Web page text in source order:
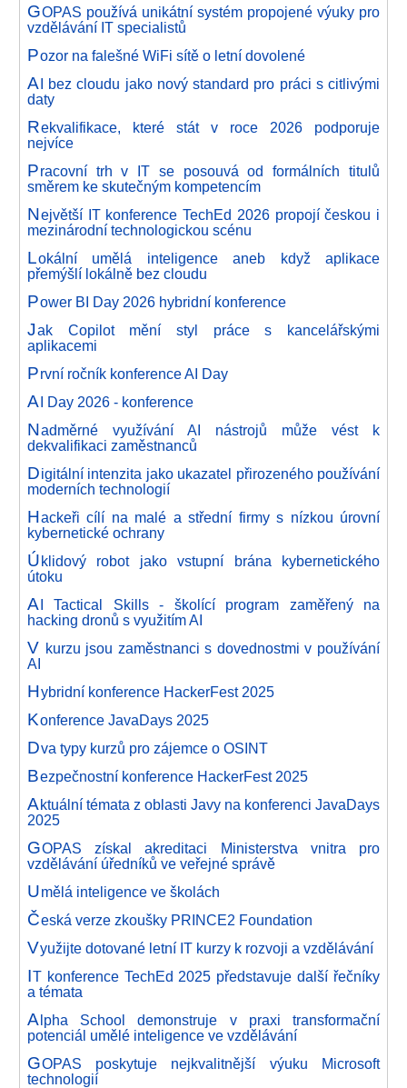
GOPAS používá unikátní systém propojené výuky pro
vzdělávání IT specialistů
Pozor na falešné WiFi sítě o letní dovolené
AI bez cloudu jako nový standard pro práci s citlivými
daty
Rekvalifikace, které stát v roce 2026 podporuje
nejvíce
Pracovní trh v IT se posouvá od formálních titulů
směrem ke skutečným kompetencím
Největší IT konference TechEd 2026 propojí českou i
mezinárodní technologickou scénu
Lokální umělá inteligence aneb když aplikace
přemýšlí lokálně bez cloudu
Power BI Day 2026 hybridní konference
Jak Copilot mění styl práce s kancelářskými
aplikacemi
První ročník konference AI Day
AI Day 2026 - konference
Nadměrné využívání AI nástrojů může vést k
dekvalifikaci zaměstnanců
Digitální intenzita jako ukazatel přirozeného používání
moderních technologií
Hackeři cílí na malé a střední firmy s nízkou úrovní
kybernetické ochrany
Úklidový robot jako vstupní brána kybernetického
útoku
AI Tactical Skills - školící program zaměřený na
hacking dronů s využitím AI
V kurzu jsou zaměstnanci s dovednostmi v používání
AI
Hybridní konference HackerFest 2025
Konference JavaDays 2025
Dva typy kurzů pro zájemce o OSINT
Bezpečnostní konference HackerFest 2025
Aktuální témata z oblasti Javy na konferenci JavaDays
2025
GOPAS získal akreditaci Ministerstva vnitra pro
vzdělávání úředníků ve veřejné správě
Umělá inteligence ve školách
Česká verze zkoušky PRINCE2 Foundation
Využijte dotované letní IT kurzy k rozvoji a vzdělávání
IT konference TechEd 2025 představuje další řečníky
a témata
Alpha School demonstruje v praxi transformační
potenciál umělé inteligence ve vzdělávání
GOPAS poskytuje nejkvalitnější výuku Microsoft
technologií